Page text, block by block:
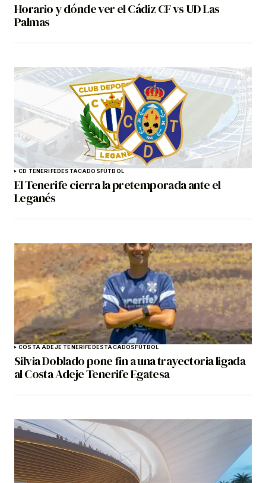
Horario y dónde ver el Cádiz CF vs UD Las
Palmas
CD TENERIFEDESTACADOSFÚTBOL
El Tenerife cierra la pretemporada ante el
Leganés
COSTA ADEJE TENERIFEDESTACADOSFÚTBOL
Silvia Doblado pone fin a una trayectoria ligada
al Costa Adeje Tenerife Egatesa